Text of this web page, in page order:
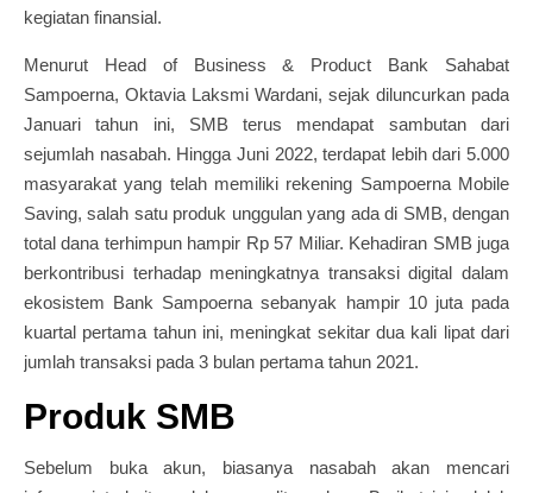
kegiatan finansial.
Menurut Head of Business & Product Bank Sahabat
Sampoerna, Oktavia Laksmi Wardani, sejak diluncurkan pada
Januari tahun ini, SMB terus mendapat sambutan dari
sejumlah nasabah. Hingga Juni 2022, terdapat lebih dari 5.000
masyarakat yang telah memiliki rekening Sampoerna Mobile
Saving, salah satu produk unggulan yang ada di SMB, dengan
total dana terhimpun hampir Rp 57 Miliar. Kehadiran SMB juga
berkontribusi terhadap meningkatnya transaksi digital dalam
ekosistem Bank Sampoerna sebanyak hampir 10 juta pada
kuartal pertama tahun ini, meningkat sekitar dua kali lipat dari
jumlah transaksi pada 3 bulan pertama tahun 2021.
Produk SMB
Sebelum buka akun, biasanya nasabah akan mencari